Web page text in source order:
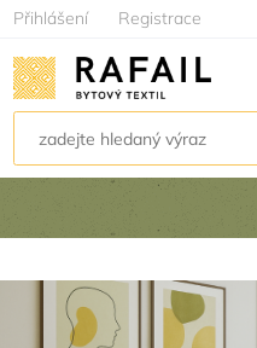
Přihlášení Registrace